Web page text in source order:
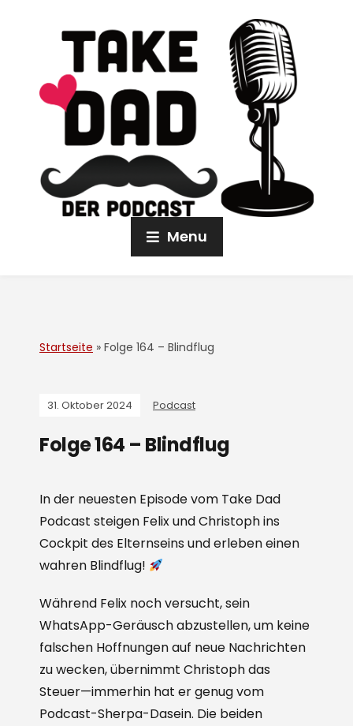
Menu
Startseite » Folge 164 – Blindflug
31. Oktober 2024 Podcast
Folge 164 – Blindflug
In der neuesten Episode vom Take Dad
Podcast steigen Felix und Christoph ins
Cockpit des Elternseins und erleben einen
wahren Blindflug!
Während Felix noch versucht, sein
WhatsApp-Geräusch abzustellen, um keine
falschen Hoffnungen auf neue Nachrichten
zu wecken, übernimmt Christoph das
Steuer—immerhin hat er genug vom
Podcast-Sherpa-Dasein. Die beiden